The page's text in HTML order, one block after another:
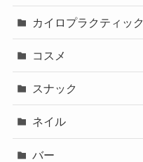
カイロプラクティック
コスメ
スナック
ネイル
バー